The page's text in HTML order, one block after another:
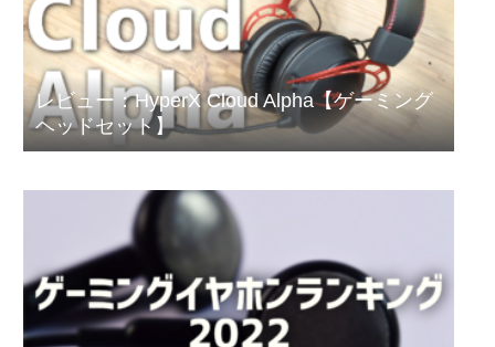
レビュー：HyperX Cloud Alpha【ゲーミング
ヘッドセット】